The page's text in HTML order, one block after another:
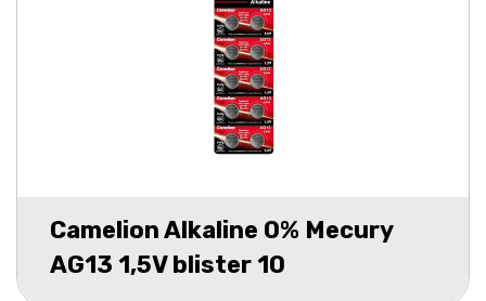
Camelion Alkaline 0% Mecury
AG13 1,5V blister 10